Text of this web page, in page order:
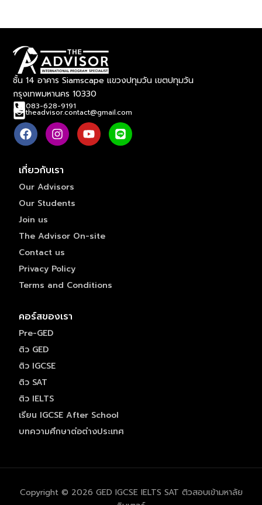
ชั้น 14 อาคาร Siamscape แขวงปทุมวัน เขตปทุมวัน
กรุงเทพมหานคร 10330
083-628-9191
theadvisor.contact@gmail.com
เกี่ยวกับเรา
Our Advisors
Our Students
Join us
The Advisor On-site
Contact us
Privacy Policy
Terms and Conditions
คอร์สของเรา
Pre-GED
ติว GED
ติว IGCSE
ติว SAT
ติว IELTS
เรียน IGCSE After School
บทความศึกษาต่อต่างประเทศ
Copyright © 2026 GED IGCSE IELTS SAT ติวสอบเข้ามหาลัย